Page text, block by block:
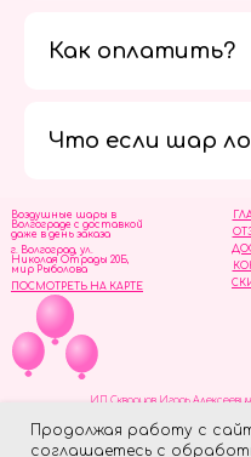
Продолжая работу с
соглашаетесь с
Как оплатить?
Что если шар
Воздушные шары в
Волгограде с доставкой
даже в день заказа
г. Волгоград, ул.
Николая Отрады 20Б,
мир Рыболова
ПОСМОТРЕТЬ НА КАРТЕ
ИП Скворцов Игорь Алексеевич